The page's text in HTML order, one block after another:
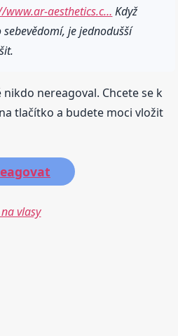
www.ar-aesthetics.c… Když
je jednodušší
nereagoval. Chcete se k
tlačítko a budete moci vložit
vlasy